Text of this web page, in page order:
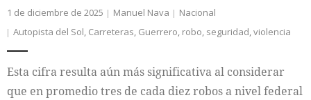
1 de diciembre de 2025 Manuel Nava
Nacional
Autopista del Sol, Carreteras, Guerrero, robo, seguridad,violencia
Esta cifra resulta aún más significativa al considerar
que en promedio tres de cada diez robos a nivel federal